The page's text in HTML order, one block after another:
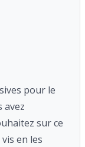
pour le
avez
sur ce
en les